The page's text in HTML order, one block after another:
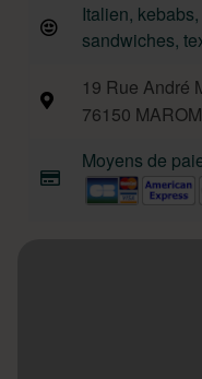
Italien,
sandwiches,
19 Rue André
76150
Moyens de